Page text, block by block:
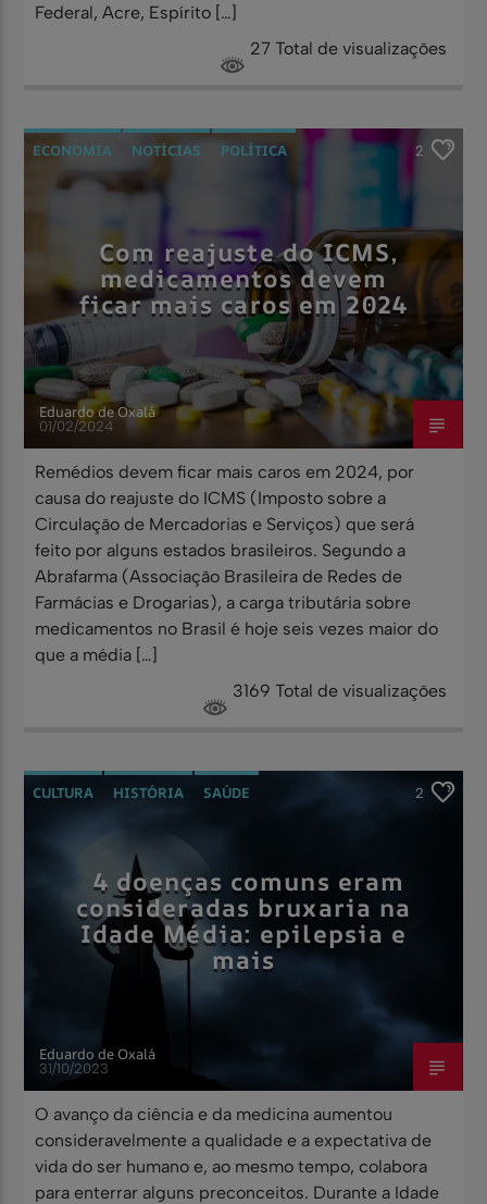
Federal, Acre, Espírito […]
27 Total de visualizações
ECONOMIA NOTÍCIAS
POLÍTICA
SAÚDE
2
Com reajuste do ICMS,
medicamentos devem
ficar mais caros em 2024
Eduardo de Oxalá
01/02/2024
Remédios devem ficar mais caros em 2024, por
causa do reajuste do ICMS (Imposto sobre a
Circulação de Mercadorias e Serviços) que será
feito por alguns estados brasileiros. Segundo a
Abrafarma (Associação Brasileira de Redes de
Farmácias e Drogarias), a carga tributária sobre
medicamentos no Brasil é hoje seis vezes maior do
que a média […]
3169 Total de visualizações
CULTURA HISTÓRIA SAÚDE 2
4 doenças comuns eram
consideradas bruxaria na
Idade Média: epilepsia e
mais
Eduardo de Oxalá
31/10/2023
O avanço da ciência e da medicina aumentou
consideravelmente a qualidade e a expectativa de
vida do ser humano e, ao mesmo tempo, colabora
para enterrar alguns preconceitos. Durante a Idade